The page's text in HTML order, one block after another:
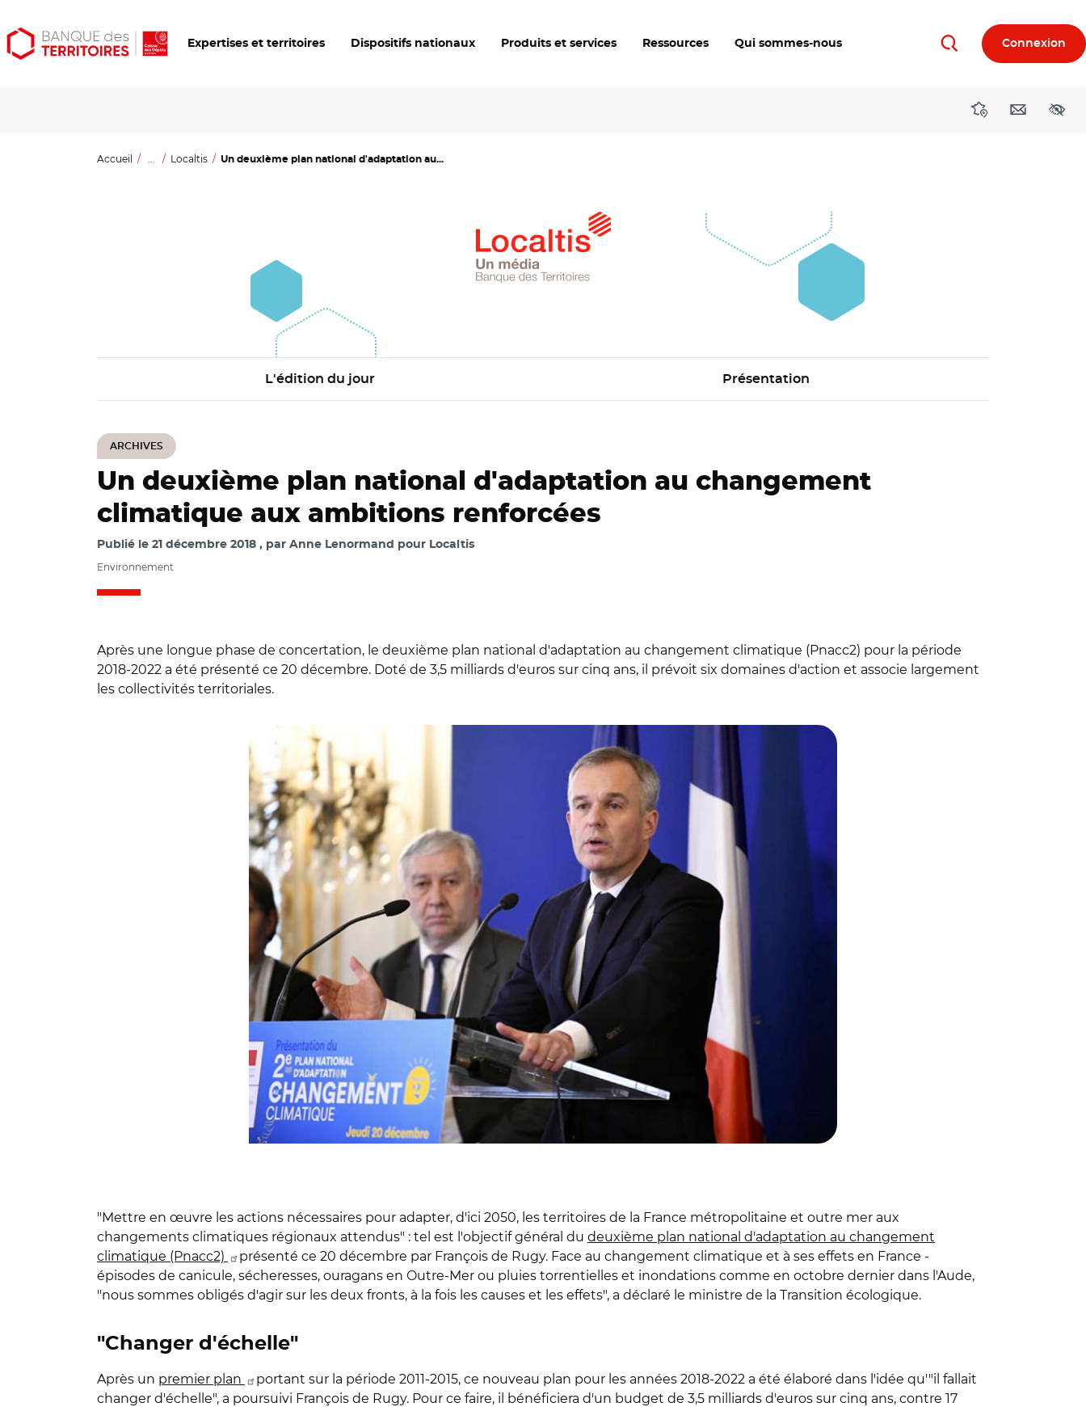
Aller
au
Aller
au
Ouvrir
les
Expertises et territoires Dispositifs nationaux Produits et services Ressources Qui sommes-nous RechercherConnexion
DirectionsContact
Accueil ... Localtis Un deuxième plan national d'adaptation au...
L'édition du jour Présentation
ARCHIVES
Un deuxième plan national d'adaptation au changement
climatique aux ambitions renforcées
Publié le 21 décembre 2018 par Anne Lenormand pour Localtis
Environnement
Après une longue phase de concertation, le deuxième plan national d'adaptation au changement climatique (Pnacc2) pour la période
2018-2022 a été présenté ce 20 décembre. Doté de 3,5 milliards d'euros sur cinq ans, il prévoit six domaines d'action et associe largement
les collectivités territoriales.
"Mettre en œuvre les actions nécessaires pour adapter, d'ici 2050, les territoires de la France métropolitaine et outre mer aux
changements climatiques régionaux attendus" : tel est l'objectif général du deuxième plan national d'adaptation au changement
climatique (Pnacc2)
présenté ce 20 décembre par François de Rugy. Face au changement climatique et à ses effets en France -
épisodes de canicule, sécheresses, ouragans en Outre-Mer ou pluies torrentielles et inondations comme en octobre dernier dans l'Aude,
"nous sommes obligés d'agir sur les deux fronts, à la fois les causes et les effets", a déclaré le ministre de la Transition écologique.
"Changer d'échelle"
Après un premier plan
portant sur la période 2011-2015, ce nouveau plan pour les années 2018-2022 a été élaboré dans l'idée qu'"il fallait
changer d'échelle", a poursuivi François de Rugy. Pour ce faire, il bénéficiera d'un budget de 3,5 milliards d'euros sur cinq ans, contre 17